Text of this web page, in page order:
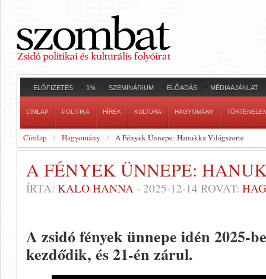
ELŐFIZETÉS 1% SZEMINÁRIUM ELŐADÁS MÉDIAAJÁNLAT
CÍMLAP POLITIKA HÍREK KULTÚRA HAGYOMÁNY
Címlap Hagyomány A Fények Ünnepe: Hanukka Világszerte
A FÉNYEK ÜNNEPE:
ÍRTA: KALO HANNA - 2025-12-14 ROVAT:
A zsidó fények ünnepe idén 2025-
kezdődik, és 21-én zárul.